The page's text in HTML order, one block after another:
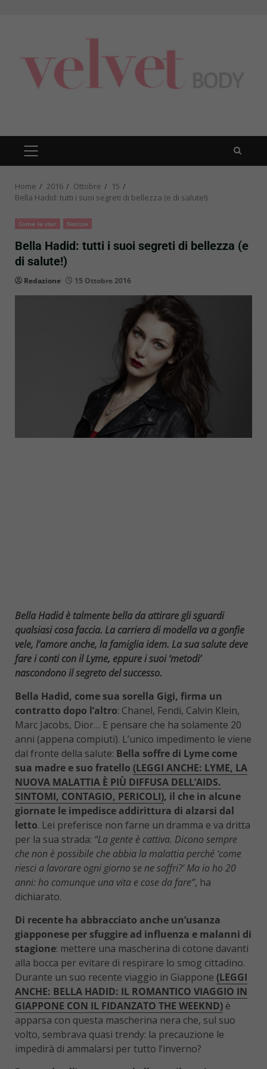
PRIMARY
MENU
Home 2016 Ottobre
15
Bella Hadid: tutti i suoi segreti di bellezza (e di salute!)
Come le star Notizie
Bella Hadid: tutti i suoi segreti di bellezza (e
di salute!)
Redazione 15 Ottobre 2016
Bella Hadid è talmente bella da attirare gli sguardi
qualsiasi cosa faccia. La carriera di modella va a gonfie
vele, l’amore anche, la famiglia idem. La sua salute deve
fare i conti con il Lyme, eppure i suoi ‘metodi’
nascondono il segreto del successo.
Bella Hadid, come sua sorella Gigi, firma un
contratto dopo l’altro: Chanel, Fendi, Calvin Klein,
Marc Jacobs, Dior… E pensare che ha solamente 20
anni (appena compiuti). L’unico impedimento le viene
dal fronte della salute: Bella soffre di Lyme come
sua madre e suo fratello (LEGGI ANCHE: LYME, LA
NUOVA MALATTIA È PIÙ DIFFUSA DELL’AIDS.
SINTOMI, CONTAGIO, PERICOLI), il che in alcune
giornate le impedisce addirittura di alzarsi dal
letto. Lei preferisce non farne un dramma e va dritta
per la sua strada: “La gente è cattiva. Dicono sempre
che non è possibile che abbia la malattia perché ‘come
riesci a lavorare ogni giorno se ne soffri?’ Ma io ho 20
anni: ho comunque una vita e cose da fare”, ha
dichiarato.
Di recente ha abbracciato anche un’usanza
giapponese per sfuggire ad influenza e malanni di
stagione: mettere una mascherina di cotone davanti
alla bocca per evitare di respirare lo smog cittadino.
Durante un suo recente viaggio in Giappone (LEGGI
ANCHE: BELLA HADID: IL ROMANTICO VIAGGIO IN
GIAPPONE CON IL FIDANZATO THE WEEKND) è
apparsa con questa mascherina nera che, sul suo
volto, sembrava quasi trendy: la precauzione le
impedirà di ammalarsi per tutto l’inverno?